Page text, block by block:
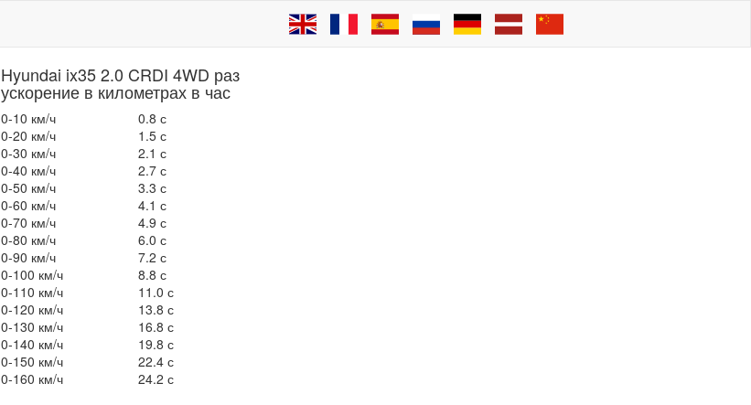
Hyundai ix35 2.0 CRDI 4WD раз
ускорение в километрах в час
0-10 км/ч
0.8 с
0-20 км/ч
1.5 с
0-30 км/ч
2.1 с
0-40 км/ч
2.7 с
0-50 км/ч
3.3 с
0-60 км/ч
4.1 с
0-70 км/ч
4.9 с
0-80 км/ч
6.0 с
0-90 км/ч
7.2 с
0-100 км/ч
8.8 с
0-110 км/ч
11.0 с
0-120 км/ч
13.8 с
0-130 км/ч
16.8 с
0-140 км/ч
19.8 с
0-150 км/ч
22.4 с
0-160 км/ч
24.2 с